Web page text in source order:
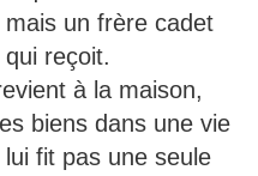
un frère cadet
reçoit.
à la maison,
biens dans une vie
fit pas une seule